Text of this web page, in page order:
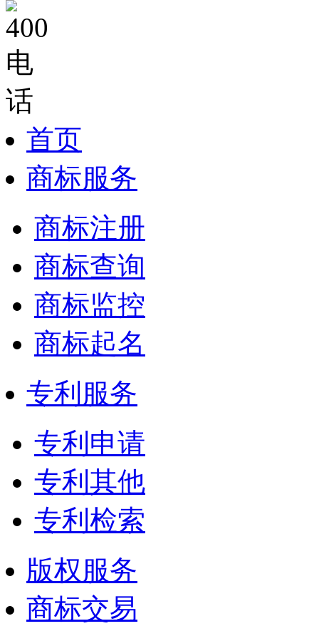
首页
商标服务
商标注册
商标查询
商标监控
商标起名
专利服务
专利申请
专利其他
专利检索
版权服务
商标交易